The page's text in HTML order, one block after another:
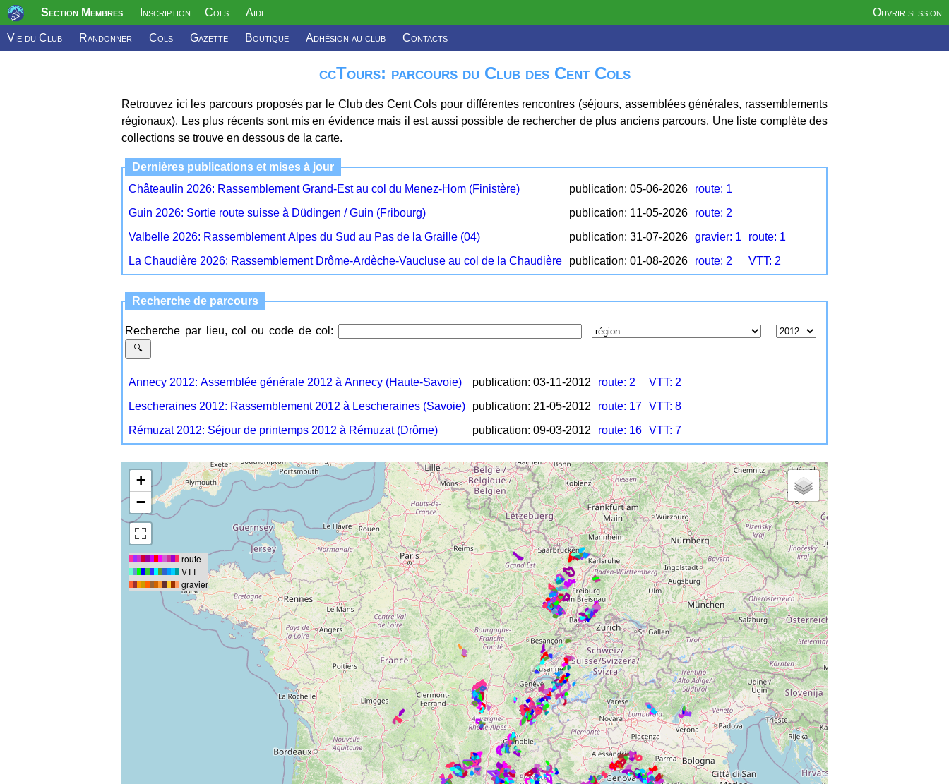
Section Membres Inscription Cols Aide Ouvrir session
Vie du Club Randonner Cols Gazette Boutique Adhésion au club Contacts
ccTours: parcours du Club des Cent Cols
Retrouvez ici les parcours proposés par le Club des Cent Cols pour différentes rencontres (séjours, assemblées générales, rassemblements
régionaux). Les plus récents sont mis en évidence mais il est aussi possible de rechercher de plus anciens parcours. Une liste complète des
collections se trouve en dessous de la carte.
Dernières publications et mises à jour
Châteaulin 2026: Rassemblement Grand-Est au col du Menez-Hom (Finistère)
publication: 05-06-2026
route: 1
Guin 2026: Sortie route suisse à Düdingen / Guin (Fribourg)
publication: 11-05-2026
route: 2
Valbelle 2026: Rassemblement Alpes du Sud au Pas de la Graille (04)
publication: 31-07-2026 gravier: 1
route: 1
La Chaudière 2026: Rassemblement Drôme-Ardèche-Vaucluse au col de la Chaudière
publication: 01-08-2026 route: 2 VTT: 2
Recherche de parcours
Recherche par lieu, col ou code de col:
Annecy 2012: Assemblée générale 2012 à Annecy (Haute-Savoie) publication: 03-11-2012 route: 2
VTT: 2
Lescheraines 2012: Rassemblement 2012 à Lescheraines (Savoie)
publication: 21-05-2012 route: 17 VTT: 8
Rémuzat 2012: Séjour de printemps 2012 à Rémuzat (Drôme)
publication: 09-03-2012 route: 16 VTT: 7
+
−
route
VTT
gravier